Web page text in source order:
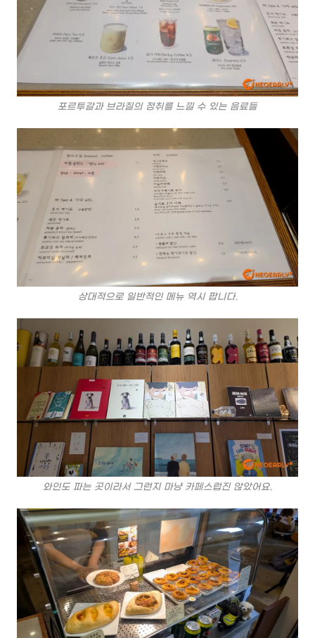
포르투갈과 브라질의 정취를 느낄 수 있는 음료들
상대적으로 일반적인 메뉴 역시 팝니다.
와인도 파는 곳이라서 그런지 마냥 카페스럽진 않았어요.